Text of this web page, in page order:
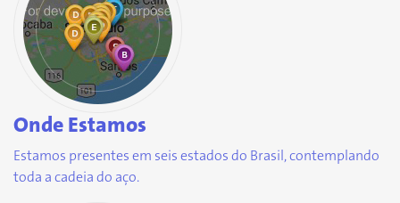
Onde Estamos
Estamos presentes em seis estados do Brasil, contemplando
toda a cadeia do aço.